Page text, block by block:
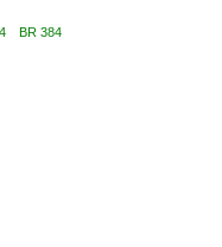
BR 384